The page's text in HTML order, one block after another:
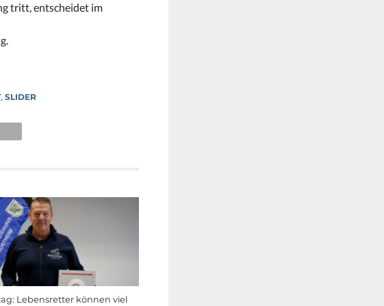
tritt, entscheidet im
, SLIDER
Lebensretter können viel